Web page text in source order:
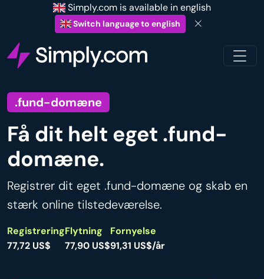
Simply.com is available in english
Switch language to english
.fund-domæne
Få dit helt eget .fund-
domæne.
Registrer dit eget .fund-domæne og skab en
stærk online tilstedeværelse.
Registrering
77,72 US$
Flytning
77,90 US$
Fornyelse
91,31 US$/år